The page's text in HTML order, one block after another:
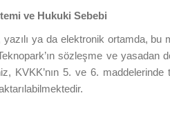
ve Hukuki Sebebi
ya da elektronik ortamda,
sözleşme ve yasadan
KVKK’nın 5. ve 6.